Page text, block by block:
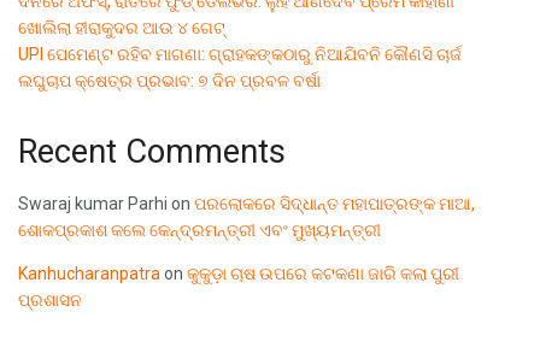
ଖୋଲିଲା ହୀରାକୁଦର ଆଉ ୪ ଗେଟ୍
UPI ପେମେଣ୍ଟ ରହିବ ମାଗଣା: ଗ୍ରାହକଙ୍କଠାରୁ ନିଆଯିବନି କୌଣସି ଚାର୍ଜ
ଲଘୁଚାପ କ୍ଷେତ୍ର ପ୍ରଭାବ: ୭ ଦିନ ପ୍ରବଳ ବର୍ଷା
Recent Comments
Swaraj kumar Parhi on ପରଲୋକରେ ସିଦ୍ଧାନ୍ତ ମହାପାତ୍ରଙ୍କ ମାଆ,
ଶୋକପ୍ରକାଶ କଲେ କେନ୍ଦ୍ରମନ୍ତ୍ରୀ ଏବଂ ମୁଖ୍ୟମନ୍ତ୍ରୀ
Kanhucharanpatra on କୁକୁଡ଼ା ଚାଷ ଉପରେ କଟକଣା ଜାରି କଲା ପୁରୀ
ପ୍ରଶାସନ